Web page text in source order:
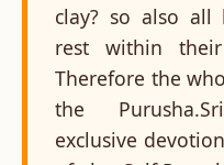
clay? so also
rest within
Therefore the
the
exclusive